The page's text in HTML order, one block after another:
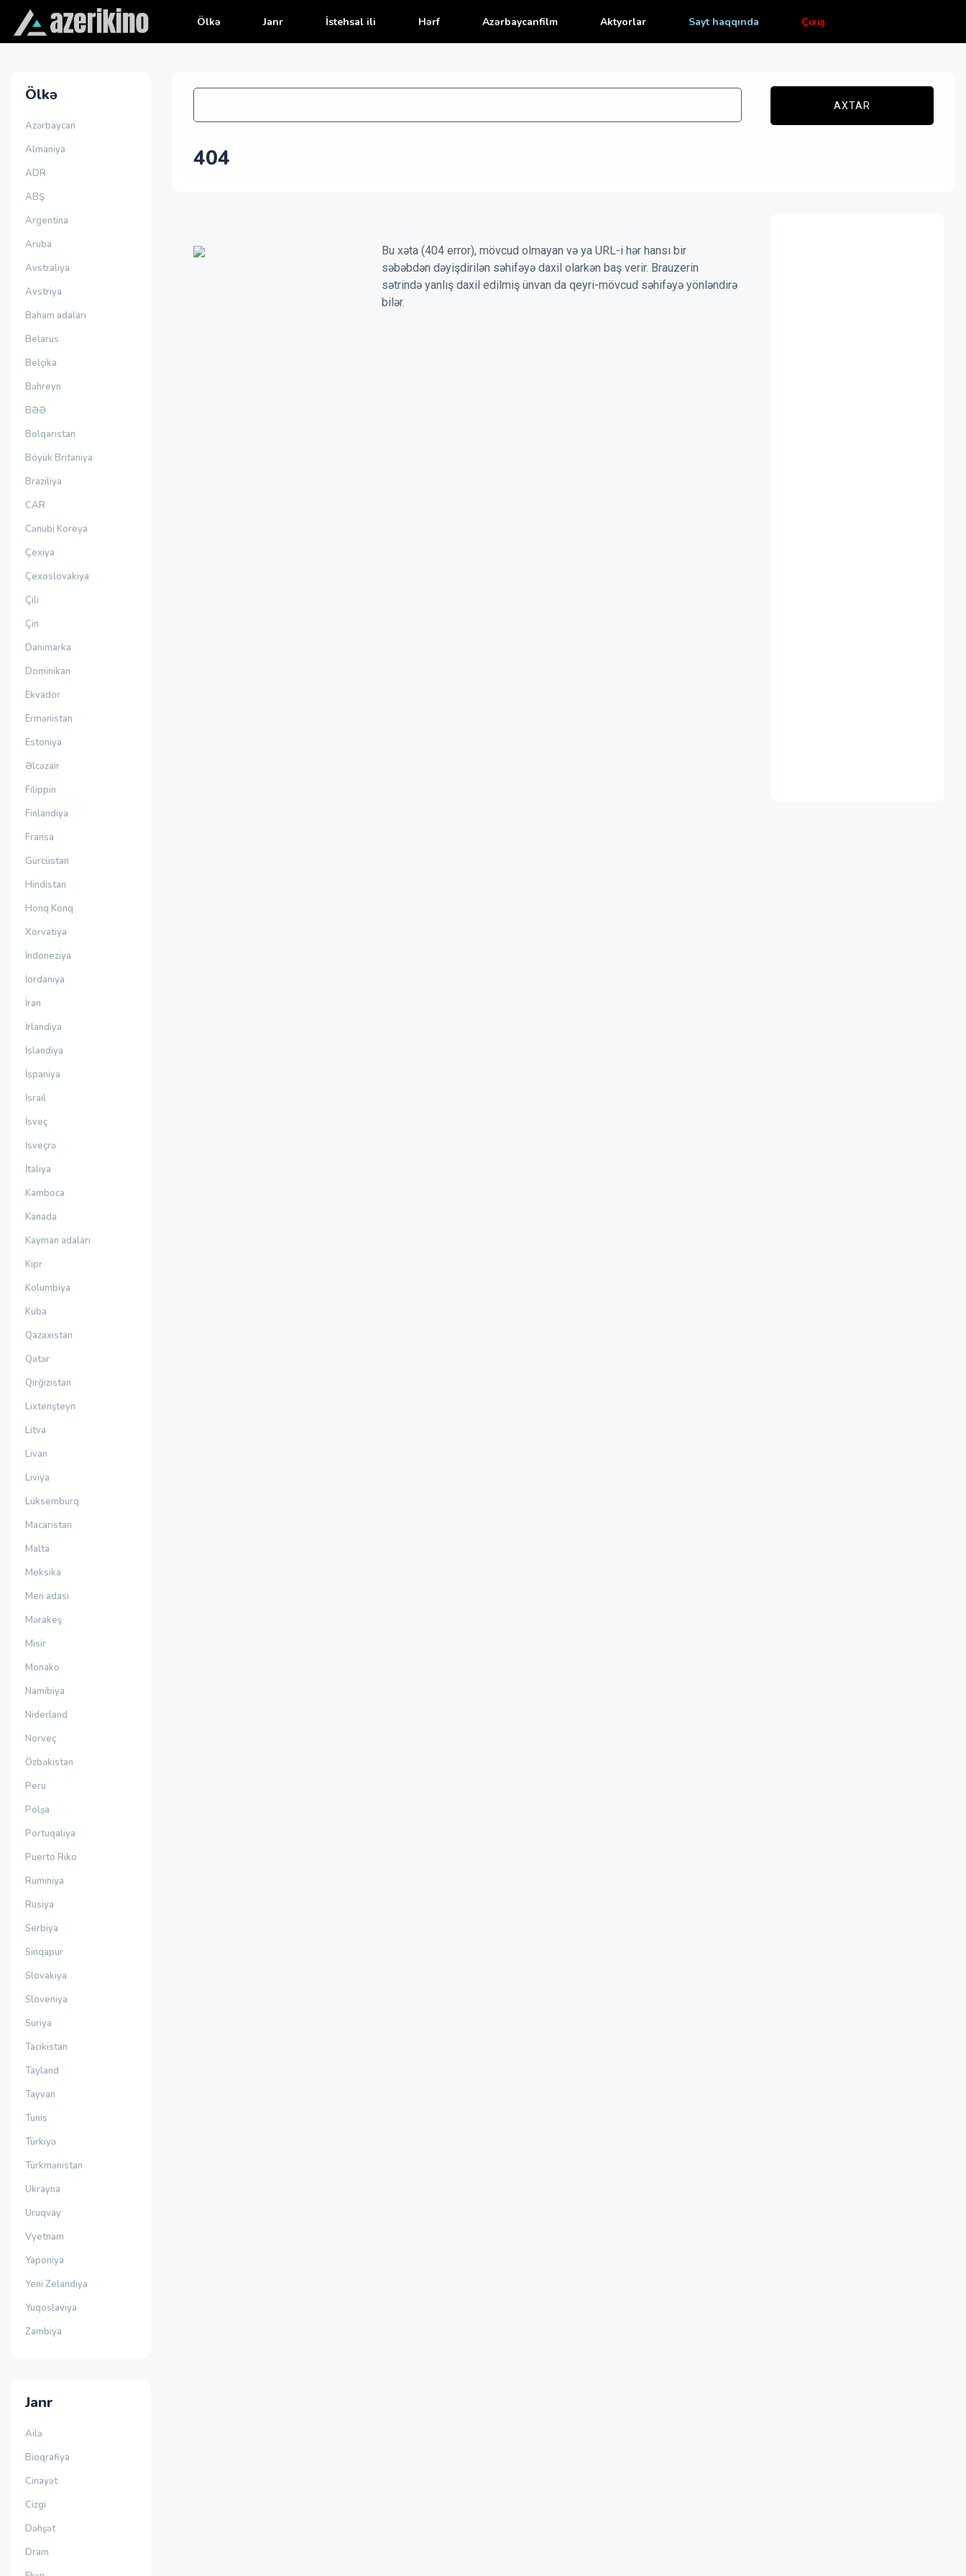
Ölkə Janr İstehsal ili Hərf Azərbaycanfilm Aktyorlar Sayt haqqında Çıxış
Ölkə
Azərbaycan
Almaniya
ADR
ABŞ
Argentina
Aruba
Avstraliya
Avstriya
Baham adaları
Belarus
Belçika
Bəhreyn
BƏƏ
Bolqarıstan
Böyük Britaniya
Braziliya
CAR
Cənubi Koreya
Çexiya
Çexoslovakiya
Çili
Çin
Danimarka
Dominikan
Ekvador
Ermənistan
Estoniya
Əlcəzair
Filippin
Finlandiya
Fransa
Gürcüstan
Hindistan
Honq Konq
Xorvatiya
İndoneziya
İordaniya
İran
İrlandiya
İslandiya
İspaniya
İsrail
İsveç
İsveçrə
İtaliya
Kamboca
Kanada
Kayman adaları
Kipr
Kolumbiya
Kuba
Qazaxıstan
Qətər
Qırğızıstan
Lixtenşteyn
Litva
Livan
Liviya
Lüksemburq
Macarıstan
Malta
Meksika
Men adası
Mərakeş
Misir
Monako
Namibiya
Niderland
Norveç
Özbəkistan
Peru
Polşa
Portuqaliya
Puerto Riko
Rumıniya
Rusiya
Serbiya
Sinqapur
Slovakiya
Sloveniya
Suriya
Tacikistan
Tayland
Tayvan
Tunis
Türkiyə
Türkmənistan
Ukrayna
Uruqvay
Vyetnam
Yaponiya
Yeni Zelandiya
Yuqoslaviya
Zambiya
Janr
Ailə
Bioqrafiya
Cinayət
Cizgi
Dəhşət
Dram
AXTAR
404
Bu xəta (404 error), mövcud olmayan və ya URL-i hər hansı bir
səbəbdən dəyişdirilən səhifəyə daxil olarkən baş verir. Brauzerin
sətrində yanlış daxil edilmiş ünvan da qeyri-mövcud səhifəyə yönləndirə
bilər.